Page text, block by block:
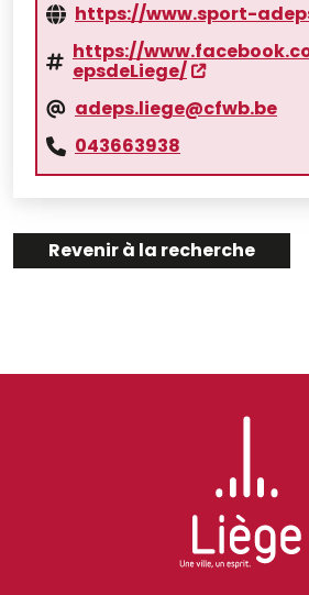
https://www.sport-
https://
epsdeLiege/
adeps.liege@cfwb.be
043663938
Revenir à la recherche